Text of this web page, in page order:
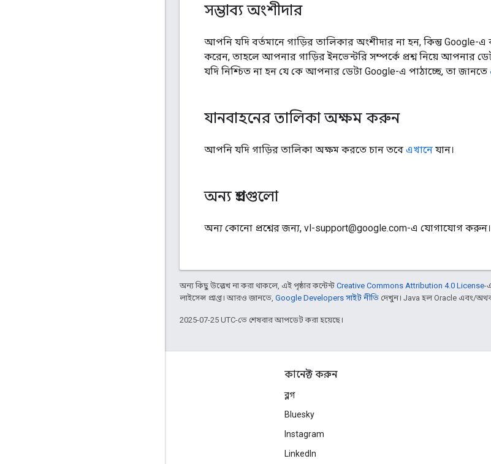
সম্ভাব্য অংশীদার
আপনি যদি বর্তমানে গাড়ির তালিকার অংশীদার না হন, কিন্তু Google-
করেন, তাহলে আপনার গাড়ির ইনভেন্টরি সম্পর্কে প্রশ্ন নিয়ে আপনার
যদি নিশ্চিত না হন যে কে আপনার ডেটা Google-এ পাঠাচ্ছে, তা জানতে
যানবাহনের তালিকা অক্ষম করুন
আপনি যদি গাড়ির তালিকা অক্ষম করতে চান তবে এখানে যান।
অন্য প্রশ্নগুলো
অন্য কোনো প্রশ্নের জন্য, vl-support@google.com-এ যোগাযোগ করুন।
অন্য কিছু উল্লেখ না করা থাকলে, এই পৃষ্ঠার কন্টেন্ট Creative Commons Attribution 4.0 License-
লাইসেন্স প্রাপ্ত। আরও জানতে, Google Developers সাইট নীতি দেখুন। Java হল Oracle এবং/অথবা
2025-07-25 UTC-তে শেষবার আপডেট করা হয়েছে।
কানেক্ট করুন
ব্লগ
Bluesky
Instagram
LinkedIn